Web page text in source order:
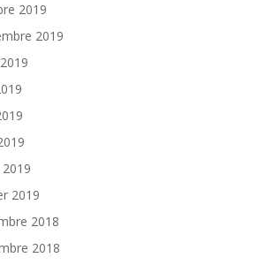
2019
2019
2019
2018
2018